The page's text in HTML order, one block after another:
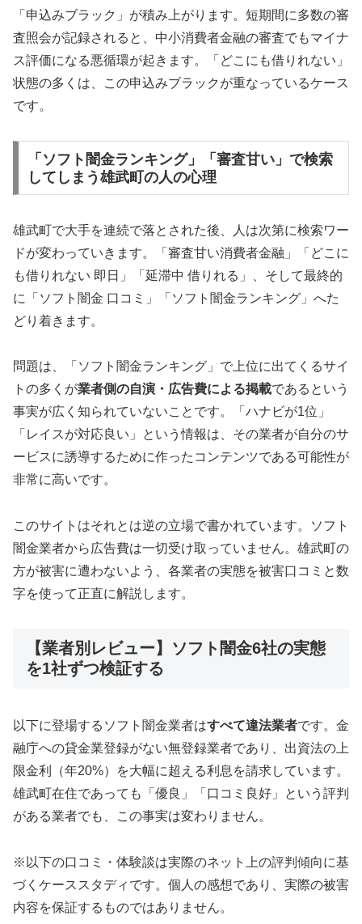
「申込みブラック」が積み上がります。短期間に多数の審
査照会が記録されると、中小消費者金融の審査でもマイナ
ス評価になる悪循環が起きます。「どこにも借りれない」
状態の多くは、この申込みブラックが重なっているケース
です。
「ソフト闇金ランキング」「審査甘い」で検索
してしまう雄武町の人の心理
雄武町で大手を連続で落とされた後、人は次第に検索ワー
ドが変わっていきます。「審査甘い消費者金融」「どこに
も借りれない 即日」「延滞中 借りれる」、そして最終的
に「ソフト闇金 口コミ」「ソフト闇金ランキング」へた
どり着きます。
問題は、「ソフト闇金ランキング」で上位に出てくるサイ
トの多くが業者側の自演・広告費による掲載であるという
事実が広く知られていないことです。「ハナビが1位」
「レイスが対応良い」という情報は、その業者が自分のサ
ービスに誘導するために作ったコンテンツである可能性が
非常に高いです。
このサイトはそれとは逆の立場で書かれています。ソフト
闇金業者から広告費は一切受け取っていません。雄武町の
方が被害に遭わないよう、各業者の実態を被害口コミと数
字を使って正直に解説します。
【業者別レビュー】ソフト闇金6社の実態
を1社ずつ検証する
以下に登場するソフト闇金業者はすべて違法業者です。金
融庁への貸金業登録がない無登録業者であり、出資法の上
限金利（年20%）を大幅に超える利息を請求しています。
雄武町在住であっても「優良」「口コミ良好」という評判
がある業者でも、この事実は変わりません。
※以下の口コミ・体験談は実際のネット上の評判傾向に基
づくケーススタディです。個人の感想であり、実際の被害
内容を保証するものではありません。